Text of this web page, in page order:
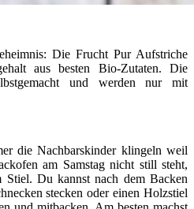
Die Frucht Pur Aufstriche
aus besten Bio-Zutaten. Die
und werden nur mit
die Nachbarskinder klingeln weil
am Samstag nicht still steht,
Stiel. Du kannst nach dem Backen
stecken oder einen Holzstiel